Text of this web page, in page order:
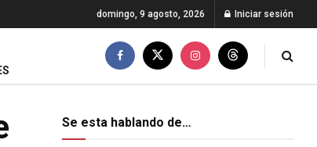
domingo, 9 agosto, 2026 Iniciar sesión
Se esta hablando de…